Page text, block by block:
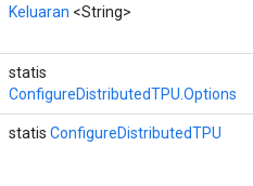
Keluaran <String>
statis
ConfigureDistributedTPU.Options
statis ConfigureDistributedTPU